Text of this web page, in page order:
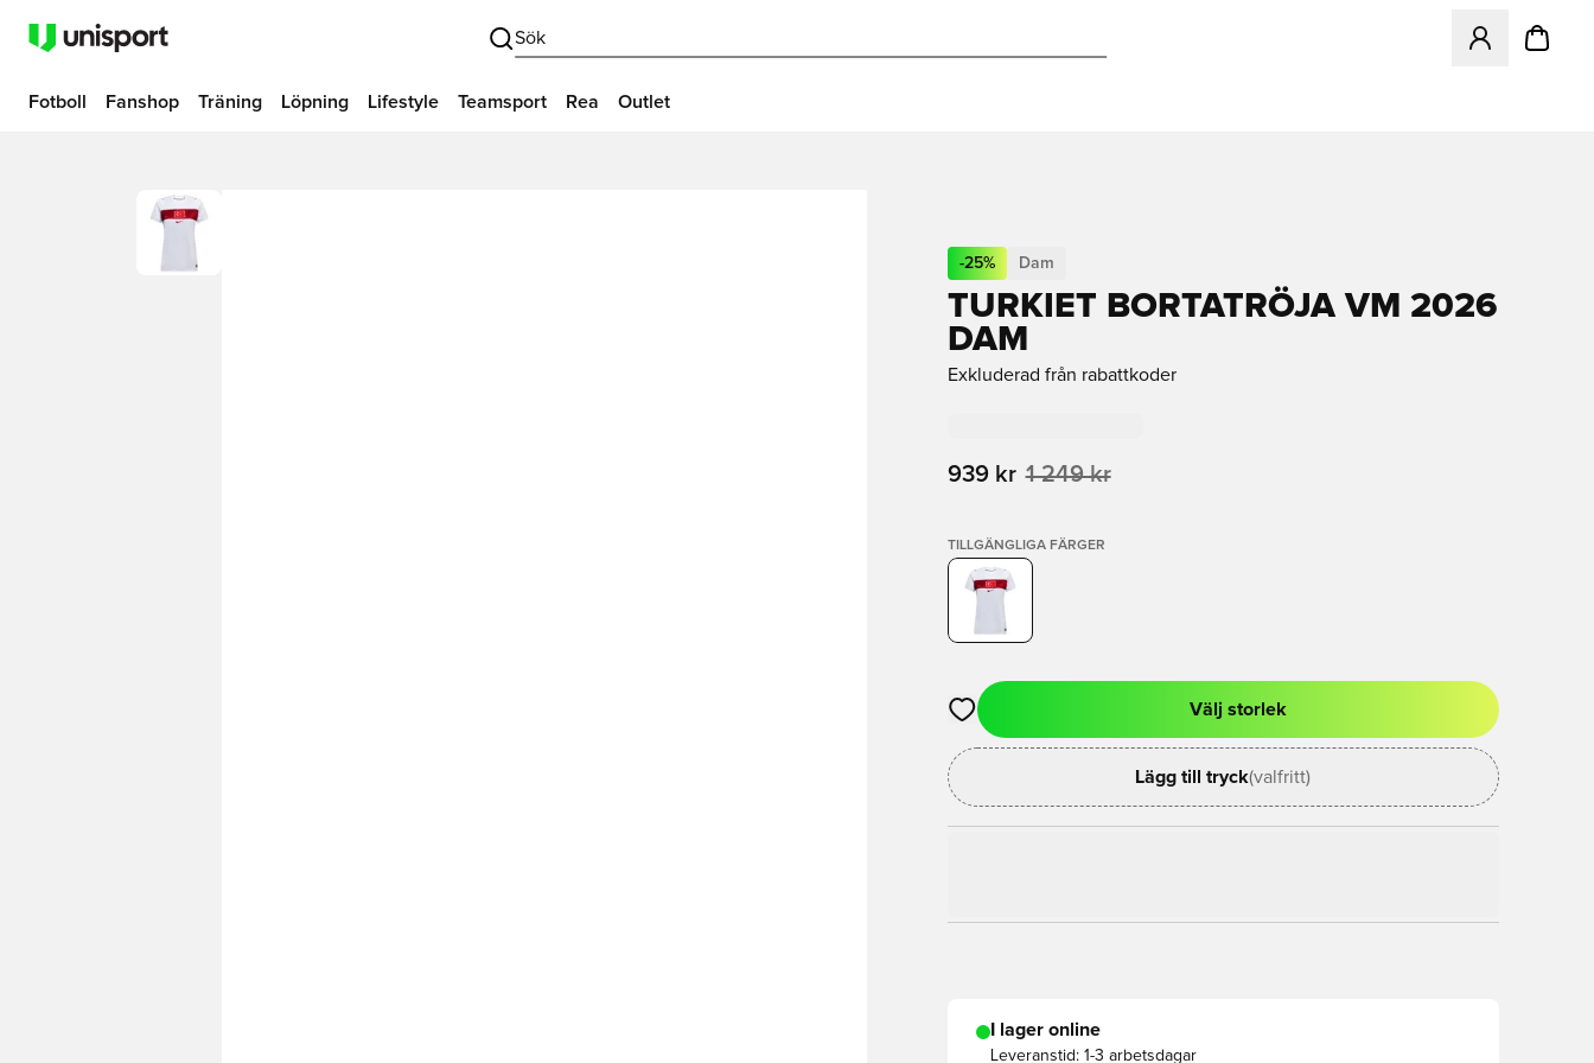
Sök
Öppnar en
Fotboll Fanshop Träning Löpning Lifestyle Teamsport Rea Outlet
-25% Dam
TURKIET BORTATRÖJA VM 2026
DAM
Exkluderad från rabattkoder
939 kr 1 249 kr
TILLGÄNGLIGA FÄRGER
Öppnar en Modal för att logga in eller registrera dig som medlem
Välj storlek
Lägg till tryck(valfritt)
I lager online
Leveranstid: 1-3 arbetsdagar